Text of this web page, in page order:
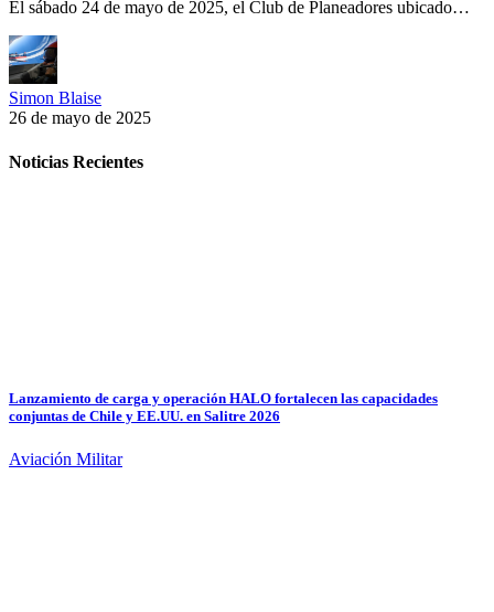
El sábado 24 de mayo de 2025, el Club de Planeadores ubicado…
Simon Blaise
26 de mayo de 2025
Noticias Recientes
Lanzamiento de carga y operación HALO fortalecen las capacidades
conjuntas de Chile y EE.UU. en Salitre 2026
Aviación Militar